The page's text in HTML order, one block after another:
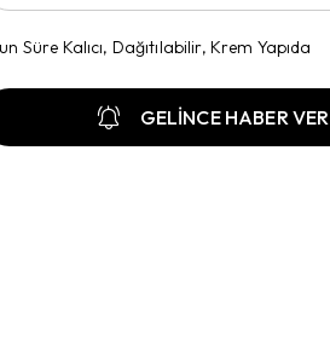
Süre Kalıcı, Dağıtılabilir, Krem Yapıda
GELİNCE HABER VER